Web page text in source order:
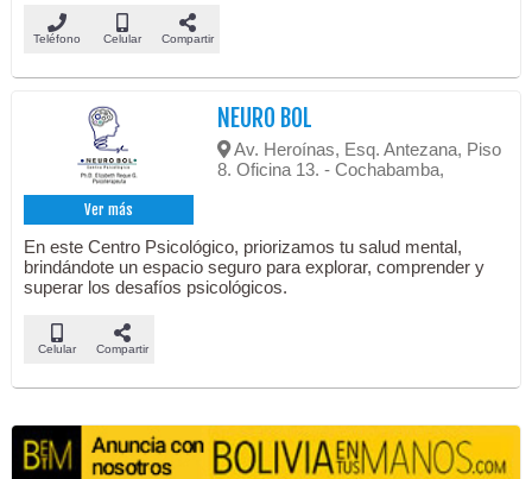
Teléfono Celular Compartir
Ver más
NEURO BOL
Av. Heroínas, Esq. Antezana, Piso
8. Oficina 13. - Cochabamba,
En este Centro Psicológico, priorizamos tu salud mental,
brindándote un espacio seguro para explorar, comprender y
superar los desafíos psicológicos.
Celular Compartir